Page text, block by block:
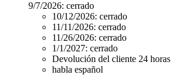
9/7/2026: cerrado
10/12/2026: cerrado
11/11/2026: cerrado
11/26/2026: cerrado
1/1/2027: cerrado
Devolución del cliente 24 horas
habla español